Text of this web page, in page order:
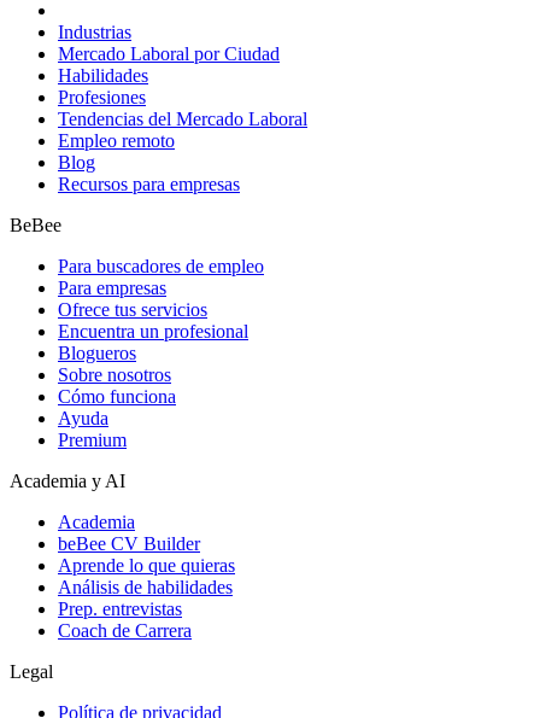
Industrias
Mercado Laboral por Ciudad
Habilidades
Profesiones
Tendencias del Mercado Laboral
Empleo remoto
Blog
Recursos para empresas
BeBee
Para buscadores de empleo
Para empresas
Ofrece tus servicios
Encuentra un profesional
Blogueros
Sobre nosotros
Cómo funciona
Ayuda
Premium
Academia y AI
Academia
beBee CV Builder
Aprende lo que quieras
Análisis de habilidades
Prep. entrevistas
Coach de Carrera
Legal
Política de privacidad